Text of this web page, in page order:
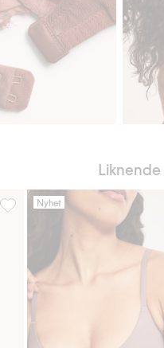
Bøyle-BH i blonder, Legg til i
Nyhet